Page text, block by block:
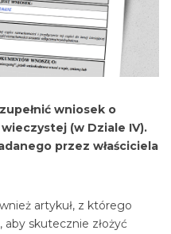
wniosek o
(w Dziale IV).
przez właściciela
artykuł, z którego
aby skutecznie złożyć